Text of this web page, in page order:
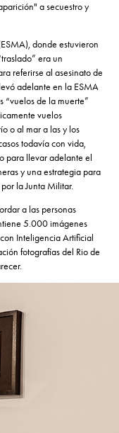
a secuestro y
donde estuvieron
era un
referirse al asesinato de
adelante en la ESMA
“vuelos de la muerte”
vuelos
o al mar a las y los
todavía con vida,
para llevar adelante el
y una estrategia para
la Junta Militar.
a las personas
5.000 imágenes
Inteligencia Artificial
fotografías del Rio de